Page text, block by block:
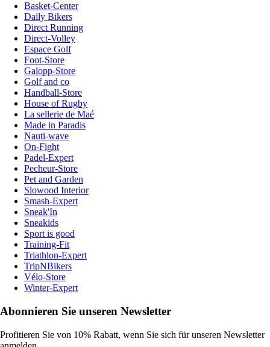
Basket-Center
Daily Bikers
Direct Running
Direct-Volley
Espace Golf
Foot-Store
Galopp-Store
Golf and co
Handball-Store
House of Rugby
La sellerie de Maé
Made in Paradis
Nauti-wave
On-Fight
Padel-Expert
Pecheur-Store
Pet and Garden
Slowood Interior
Smash-Expert
Sneak'In
Sneakids
Sport is good
Training-Fit
Triathlon-Expert
TripNBikers
Vélo-Store
Winter-Expert
Abonnieren Sie unseren Newsletter
Profitieren Sie von 10% Rabatt, wenn Sie sich für unseren Newsletter